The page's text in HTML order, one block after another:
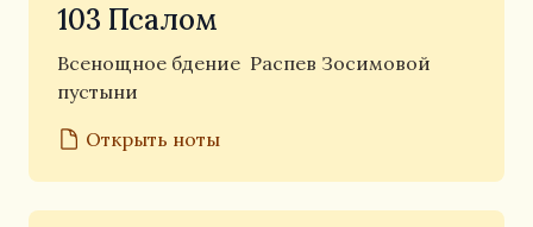
103 Псалом
Всенощное бдение Распев Зосимовой
пустыни
Открыть ноты